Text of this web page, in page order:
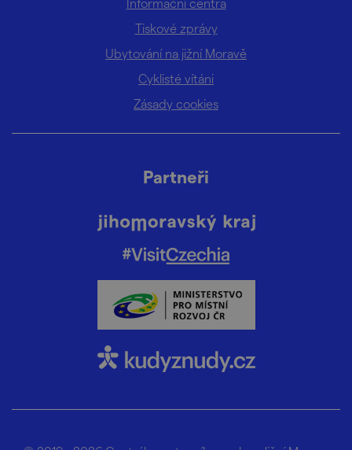
Tiskové zprávy
Ubytování na jižní Moravě
Cyklisté vítáni
Zásady cookies
Partneři